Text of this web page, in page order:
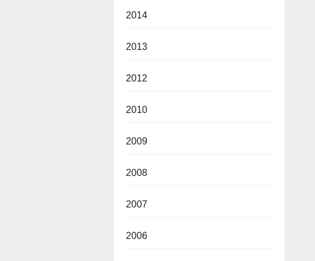
2014
2013
2012
2010
2009
2008
2007
2006